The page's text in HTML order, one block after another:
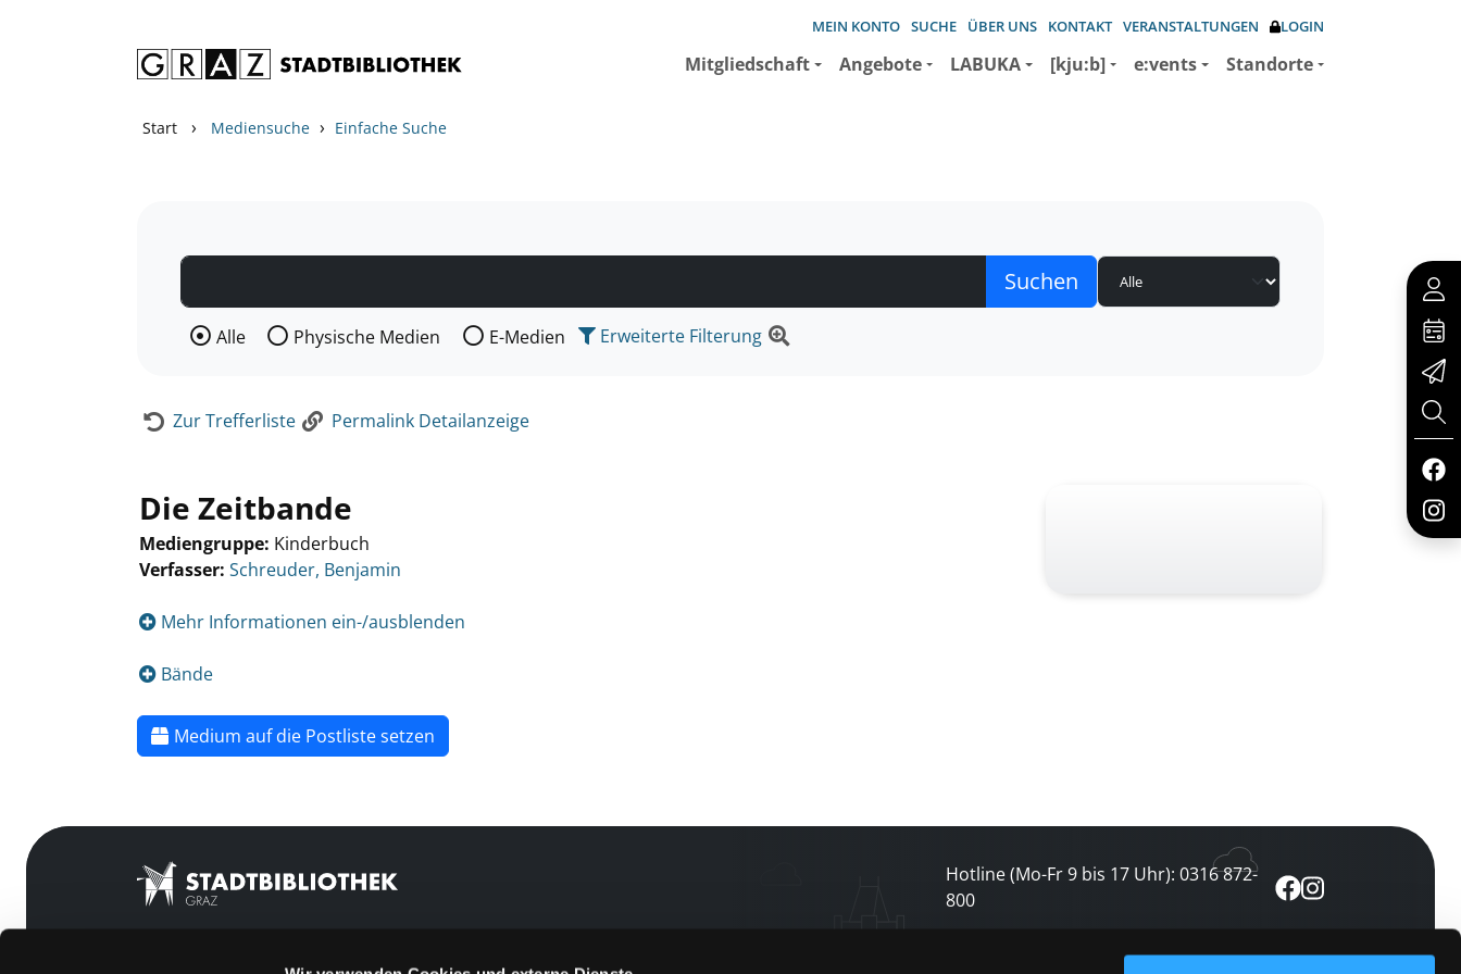
MEIN KONTO SUCHE ÜBER UNS KONTAKT VERANSTALTUNGEN LOGIN
Mitgliedschaft Angebote LABUKA [kju:b] e:vents Standorte
Start › Mediensuche › Einfache Suche
Wählen Sie die Medienart nach der Sie suchen wollen.
Alle Physische Medien E-Medien Erweiterte Filterung
Zur Trefferliste Permalink Detailanzeige
Die Zeitbande
Mediengruppe: Kinderbuch
Verfasser: Schreuder, Benjamin
Mehr Informationen ein-/ausblenden
Bände
Medium auf die Postliste setzen
Hotline (Mo-Fr 9 bis 17 Uhr): 0316 872-
800